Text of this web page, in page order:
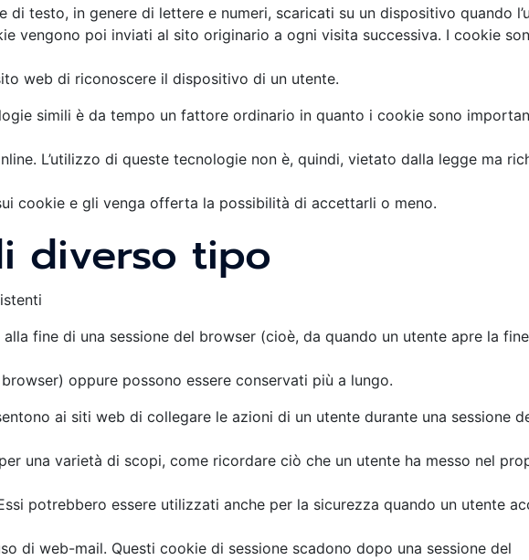
di testo, in genere di lettere e numeri, scaricati su un dispositivo quando
vengono poi inviati al sito originario a ogni visita successiva. I cookie
web di riconoscere il dispositivo di un utente.
simili è da tempo un fattore ordinario in quanto i cookie sono
L’utilizzo di queste tecnologie non è, quindi, vietato dalla legge ma
cookie e gli venga offerta la possibilità di accettarli o meno.
diverso tipo
fine di una sessione del browser (cioè, da quando un utente apre la
oppure possono essere conservati più a lungo.
ai siti web di collegare le azioni di un utente durante una sessione
una varietà di scopi, come ricordare ciò che un utente ha messo nel
potrebbero essere utilizzati anche per la sicurezza quando un utente
di web-mail. Questi cookie di sessione scadono dopo una sessione del